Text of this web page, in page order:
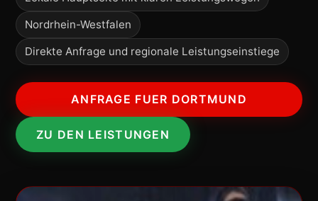
Nordrhein-Westfalen
Direkte Anfrage und regionale Leistungseinstiege
ANFRAGE FUER DORTMUND
ZU DEN LEISTUNGEN